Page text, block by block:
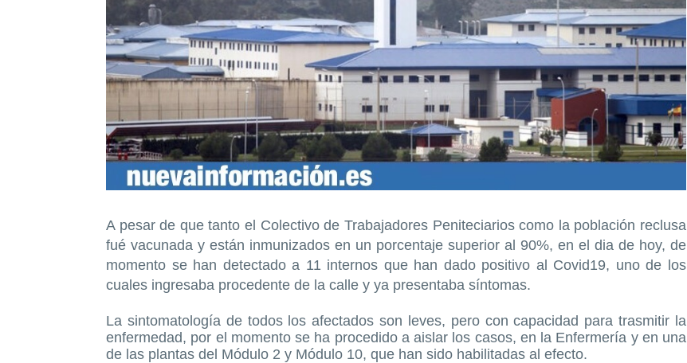
A pesar de que tanto el Colectivo de Trabajadores Peniteciarios como la población reclusa
fué vacunada y están inmunizados en un porcentaje superior al 90%, en el dia de hoy, de
momento se han detectado a 11 internos que han dado positivo al Covid19, uno de los
cuales ingresaba procedente de la calle y ya presentaba síntomas.
La sintomatología de todos los afectados son leves, pero con capacidad para trasmitir la
enfermedad, por el momento se ha procedido a aislar los casos, en la Enfermería y en una
de las plantas del Módulo 2 y Módulo 10, que han sido habilitadas al efecto.